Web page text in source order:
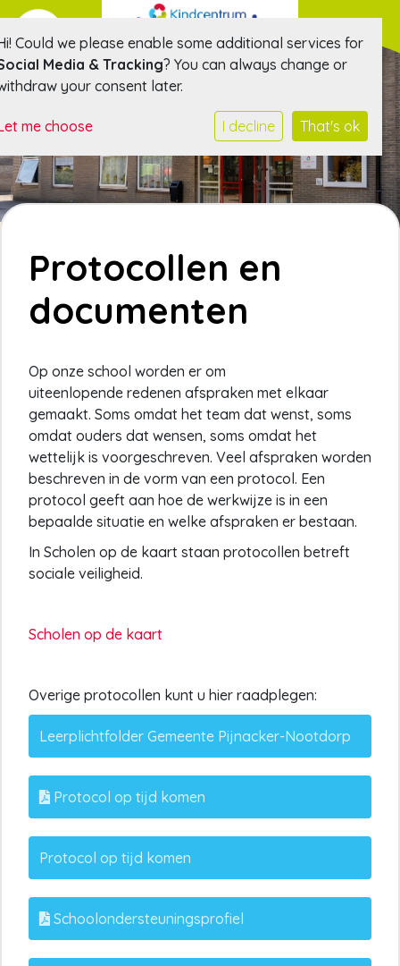
Protocollen en
documenten
Op onze school worden er om
uiteenlopende redenen afspraken met elkaar
gemaakt. Soms omdat het team dat wenst, soms
omdat ouders dat wensen, soms omdat het
wettelijk is voorgeschreven. Veel afspraken worden
beschreven in de vorm van een protocol. Een
protocol geeft aan hoe de werkwijze is in een
bepaalde situatie en welke afspraken er bestaan.
In Scholen op de kaart staan protocollen betreft
sociale veiligheid.
Scholen op de kaart
Overige protocollen kunt u hier raadplegen:
Leerplichtfolder Gemeente Pijnacker-Nootdorp
Protocol op tijd komen
Protocol op tijd komen
Schoolondersteuningsprofiel
Could we please enable some additional services for
Media & Tracking? You can always change or
your consent later.
me choose I decline That's ok